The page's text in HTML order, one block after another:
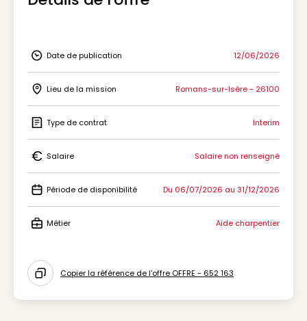
Icon Date de publication
Date de publication 12/06/2026
Icon Lieu de la mission
Lieu de la mission Romans-sur-Isère - 26100
Icon Type de contrat
Type de contrat Interim
Icon Salaire
Salaire Salaire non renseigné
Icon Période de disponibilité
Période de disponibilité Du 06/07/2026 au 31/12/2026
Métier Aide charpentier
Icon copy to clipboard
Copier la référence de l'offre OFFRE - 652 163